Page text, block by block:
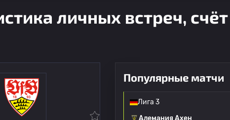
личных встреч,
Популярные матчи
2
Лига 3
Алемания Ахен